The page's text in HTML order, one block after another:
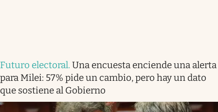
Futuro electoral. Una encuesta enciende una alerta
para Milei: 57% pide un cambio, pero hay un dato
que sostiene al Gobierno